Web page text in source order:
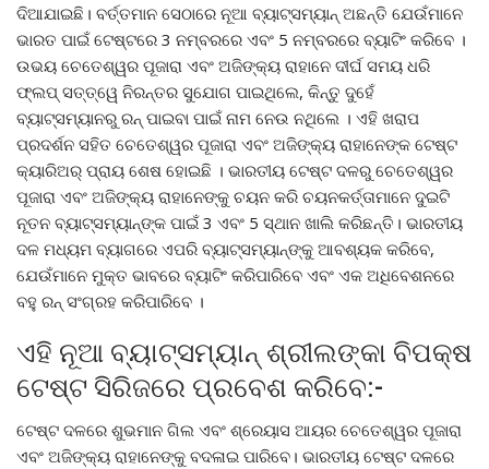
ଦିଆଯାଇଛି। ବର୍ତ୍ତମାନ ସେଠାରେ ନୂଆ ବ୍ୟାଟ୍ସମ୍ୟାନ୍ ଅଛନ୍ତି ଯେଉଁମାନେ
ଭାରତ ପାଇଁ ଟେଷ୍ଟରେ 3 ନମ୍ବରରେ ଏବଂ 5 ନମ୍ବରରେ ବ୍ୟାଟିଂ କରିବେ ।
ଉଭୟ ଚେତେଶ୍ୱର ପୂଜାରା ଏବଂ ଅଜିଙ୍କ୍ୟ ରାହାନେ ଦୀର୍ଘ ସମୟ ଧରି
ଫ୍ଲପ୍ ସତ୍ତ୍ୱେ ନିରନ୍ତର ସୁଯୋଗ ପାଇଥିଲେ, କିନ୍ତୁ ଦୁହେଁ
ବ୍ୟାଟ୍ସମ୍ୟାନରୁ ରନ୍ ପାଇବା ପାଇଁ ନାମ ନେଉ ନଥିଲେ । ଏହି ଖରାପ
ପ୍ରଦର୍ଶନ ସହିତ ଚେତେଶ୍ୱର ପୂଜାରା ଏବଂ ଅଜିଙ୍କ୍ୟ ରାହାନେଙ୍କ ଟେଷ୍ଟ
କ୍ୟାରିଅର୍ ପ୍ରାୟ ଶେଷ ହୋଇଛି । ଭାରତୀୟ ଟେଷ୍ଟ ଦଳରୁ ଚେତେଶ୍ୱର
ପୂଜାରା ଏବଂ ଅଜିଙ୍କ୍ୟ ରାହାନେଙ୍କୁ ଚୟନ କରି ଚୟନକର୍ତ୍ତାମାନେ ଦୁଇଟି
ନୂତନ ବ୍ୟାଟ୍ସମ୍ୟାନ୍ଙ୍କ ପାଇଁ 3 ଏବଂ 5 ସ୍ଥାନ ଖାଲି କରିଛନ୍ତି। ଭାରତୀୟ
ଦଳ ମଧ୍ୟମ ବ୍ୟାଗରେ ଏପରି ବ୍ୟାଟ୍ସମ୍ୟାନ୍ଙ୍କୁ ଆବଶ୍ୟକ କରିବେ,
ଯେଉଁମାନେ ମୁକ୍ତ ଭାବରେ ବ୍ୟାଟିଂ କରିପାରିବେ ଏବଂ ଏକ ଅଧିବେଶନରେ
ବହୁ ରନ୍ ସଂଗ୍ରହ କରିପାରିବେ ।
ଏହି ନୂଆ ବ୍ୟାଟ୍ସମ୍ୟାନ୍ ଶ୍ରୀଲଙ୍କା ବିପକ୍ଷ
ଟେଷ୍ଟ ସିରିଜରେ ପ୍ରବେଶ କରିବେ:-
ଟେଷ୍ଟ ଦଳରେ ଶୁଭମାନ ଗିଲ ଏବଂ ଶ୍ରେୟାସ ଆୟର ଚେତେଶ୍ୱର ପୂଜାରା
ଏବଂ ଅଜିଙ୍କ୍ୟ ରାହାନେଙ୍କୁ ବଦଳାଇ ପାରିବେ। ଭାରତୀୟ ଟେଷ୍ଟ ଦଳରେ